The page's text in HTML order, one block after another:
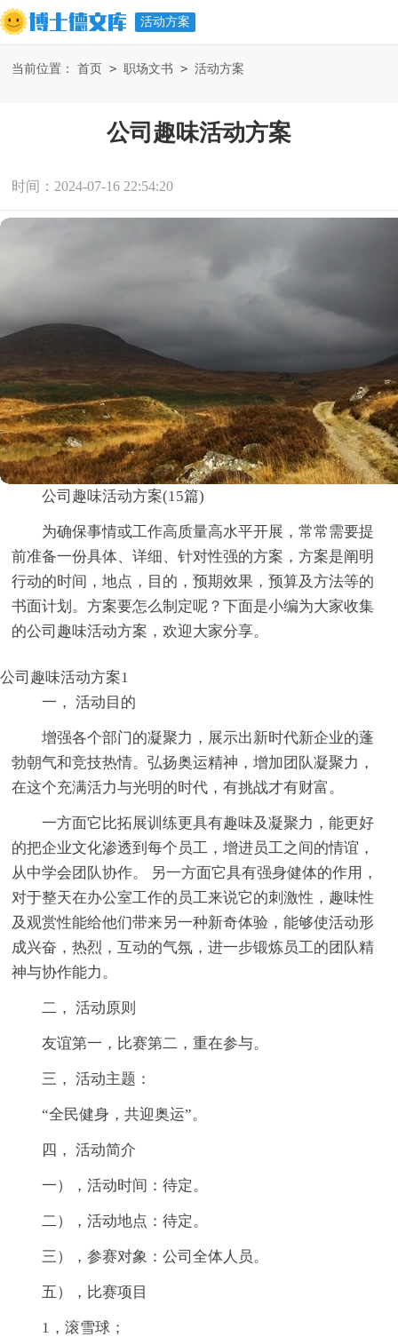
活动方案
当前位置： 首页 > 职场文书 > 活动方案
公司趣味活动方案
时间：2024-07-16 22:54:20
公司趣味活动方案(15篇)
为确保事情或工作高质量高水平开展，常常需要提
前准备一份具体、详细、针对性强的方案，方案是阐明
行动的时间，地点，目的，预期效果，预算及方法等的
书面计划。方案要怎么制定呢？下面是小编为大家收集
的公司趣味活动方案，欢迎大家分享。
公司趣味活动方案1
一， 活动目的
增强各个部门的凝聚力，展示出新时代新企业的蓬
勃朝气和竞技热情。弘扬奥运精神，增加团队凝聚力，
在这个充满活力与光明的时代，有挑战才有财富。
一方面它比拓展训练更具有趣味及凝聚力，能更好
的把企业文化渗透到每个员工，增进员工之间的情谊，
从中学会团队协作。 另一方面它具有强身健体的作用，
对于整天在办公室工作的员工来说它的刺激性，趣味性
及观赏性能给他们带来另一种新奇体验，能够使活动形
成兴奋，热烈，互动的气氛，进一步锻炼员工的团队精
神与协作能力。
二， 活动原则
友谊第一，比赛第二，重在参与。
三， 活动主题：
“全民健身，共迎奥运”。
四， 活动简介
一），活动时间：待定。
二），活动地点：待定。
三），参赛对象：公司全体人员。
五），比赛项目
1，滚雪球；